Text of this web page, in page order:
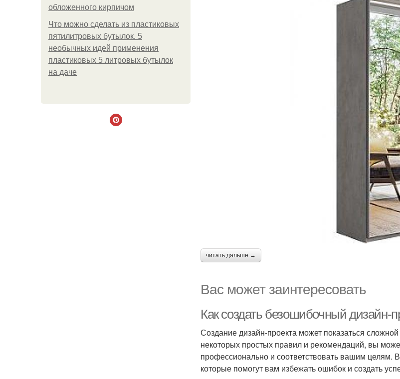
обложенного кирпичом
Что можно сделать из пластиковых
пятилитровых бутылок. 5
необычных идей применения
пластиковых 5 литровых бутылок
на даче
читать дальше →
Вас может заинтересовать
Как создать безошибочный дизайн-
Создание дизайн-проекта может показаться
некоторых простых правил и рекомендаций, вы
профессионально и соответствовать вашим целям.
которые помогут вам избежать ошибок и создать